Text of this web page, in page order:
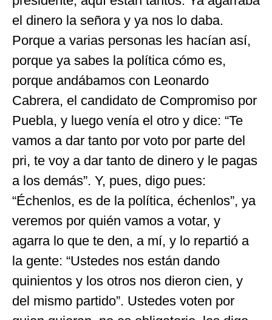
el dinero la señora y ya nos lo daba.
Porque a varias personas les hacían así,
porque ya sabes la política cómo es,
porque andábamos con Leonardo
Cabrera, el candidato de Compromiso por
Puebla, y luego venía el otro y dice: “Te
vamos a dar tanto por voto por parte del
pri, te voy a dar tanto de dinero y le pagas
a los demás”. Y, pues, digo pues:
“Échenlos, es de la política, échenlos”, ya
veremos por quién vamos a votar, y
agarra lo que te den, a mí, y lo repartió a
la gente: “Ustedes nos están dando
quinientos y los otros nos dieron cien, y
del mismo partido”. Ustedes voten por